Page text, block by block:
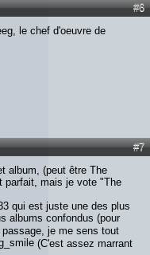
#6
le chef d'oeuvre de
#7
album, (peut être The
parfait, mais je vote "The
qui est juste une des plus
albums confondus (pour
je me sens tout
(C'est assez marrant